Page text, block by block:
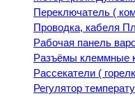
Переключатель (
Проводка, кабеля
Рабочая панель
Разъёмы клеммные
Рассекатели (
Регулятор